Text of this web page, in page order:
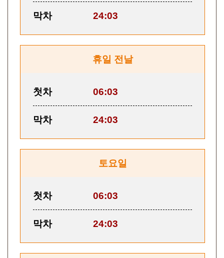
막차 24:03
휴일 전날
첫차 06:03
막차 24:03
토요일
첫차 06:03
막차 24:03